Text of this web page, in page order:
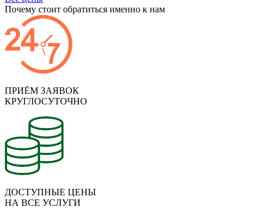
Почему стоит обратиться именно к нам
ПРИЁМ ЗАЯВОК
КРУГЛОСУТОЧНО
ДОСТУПНЫЕ ЦЕНЫ
НА ВСЕ УСЛУГИ